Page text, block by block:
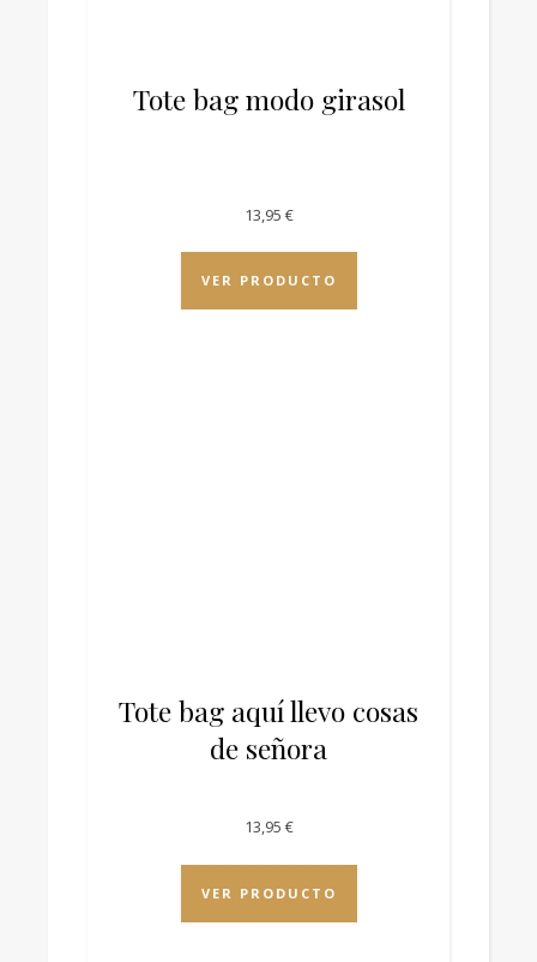
Tote bag modo girasol
13,95 €
VER PRODUCTO
Tote bag aquí llevo cosas
de señora
13,95 €
VER PRODUCTO